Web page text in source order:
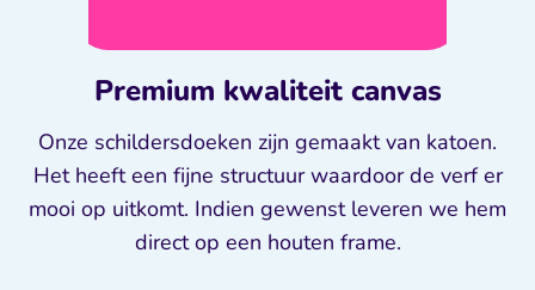
Premium kwaliteit canvas
Onze schildersdoeken zijn gemaakt van katoen.
Het heeft een fijne structuur waardoor de verf er
mooi op uitkomt. Indien gewenst leveren we hem
direct op een houten frame.